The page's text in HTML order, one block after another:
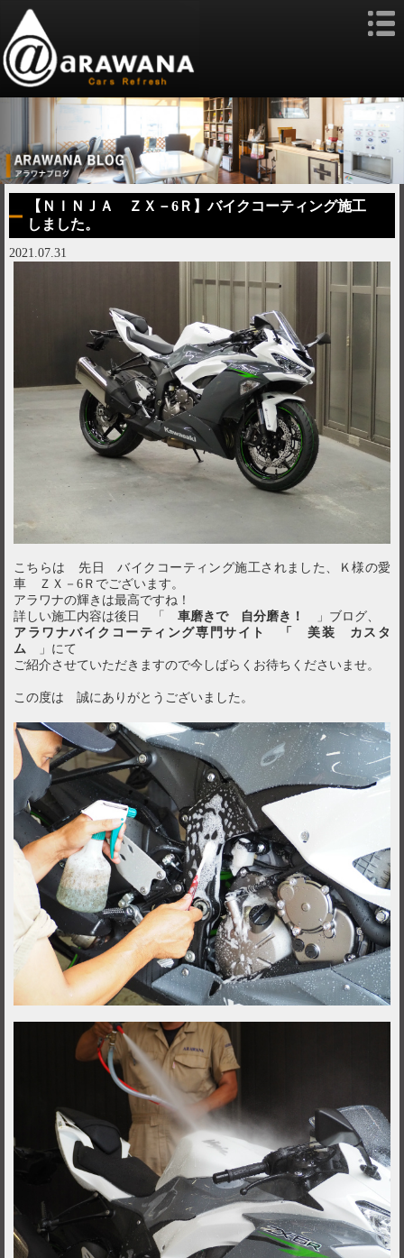
【ＮＩＮＪＡ ＺＸ－6Ｒ】バイクコーティング施工
しました。
2021.07.31
こちらは 先日 バイクコーティング施工されました、Ｋ様の愛
車 ＺＸ－6Ｒでございます。
アラワナの輝きは最高ですね！
詳しい施工内容は後日 「 車磨きで 自分磨き！
」ブログ、
アラワナバイクコーティング専門サイト 「 美装 カスタ
ム 」にて
ご紹介させていただきますので今しばらくお待ちくださいませ。
この度は 誠にありがとうございました。